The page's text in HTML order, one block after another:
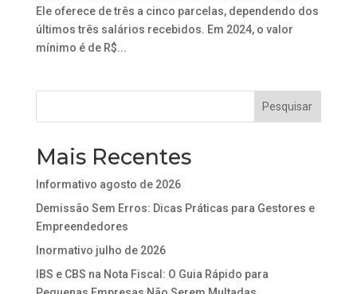
Ele oferece de três a cinco parcelas, dependendo dos
últimos três salários recebidos. Em 2024, o valor
mínimo é de R$...
Mais Recentes
Informativo agosto de 2026
Demissão Sem Erros: Dicas Práticas para Gestores e
Empreendedores
Inormativo julho de 2026
IBS e CBS na Nota Fiscal: O Guia Rápido para